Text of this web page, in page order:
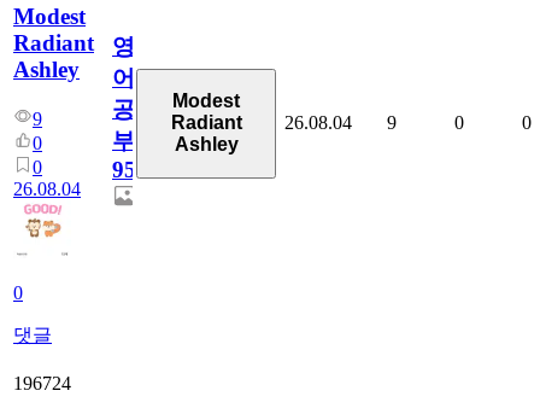
Modest
Radiant
Ashley
9
0
0
26.08.04
0
댓글
영
어
공
부
95
Modest
Radiant
Ashley
26.08.04 9 0 0
196724